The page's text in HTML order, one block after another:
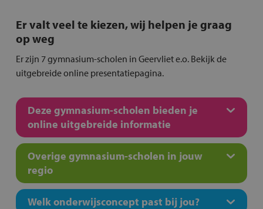
Er valt veel te kiezen, wij helpen je graag
op weg
Er zijn 7 gymnasium-scholen in Geervliet e.o. Bekijk de
uitgebreide online presentatiepagina.
Deze gymnasium-scholen bieden je
online uitgebreide informatie
Overige gymnasium-scholen in jouw
regio
Welk onderwijsconcept past bij jou?